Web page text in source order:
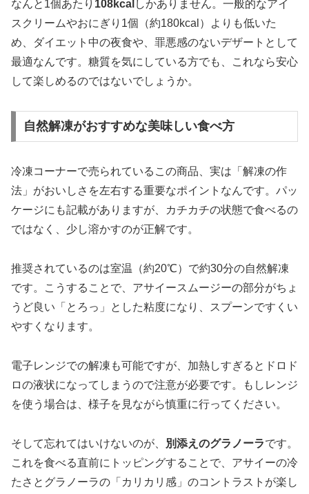
なんと1個あたり 108kcal しかありません。一般的なアイ
スクリームやおにぎり1個（約180kcal）よりも低いた
め、ダイエット中の夜食や、罪悪感のないデザートとして
最適なんです。糖質を気にしている方でも、これなら安心
して楽しめるのではないでしょうか。
自然解凍がおすすめな美味しい食べ方
冷凍コーナーで売られているこの商品、実は「解凍の作
法」がおいしさを左右する重要なポイントなんです。パッ
ケージにも記載がありますが、カチカチの状態で食べるの
ではなく、少し溶かすのが正解です。
推奨されているのは室温（約20℃）で約30分の自然解凍
です。こうすることで、アサイースムージーの部分がちょ
うど良い「とろっ」とした粘度になり、スプーンですくい
やすくなります。
電子レンジでの解凍も可能ですが、加熱しすぎるとドロド
ロの液状になってしまうので注意が必要です。もしレンジ
を使う場合は、様子を見ながら慎重に行ってください。
そして忘れてはいけないのが、 別添えのグラノーラです。
これを食べる直前にトッピングすることで、アサイーの冷
たさとグラノーラの「カリカリ感」のコントラストが楽し